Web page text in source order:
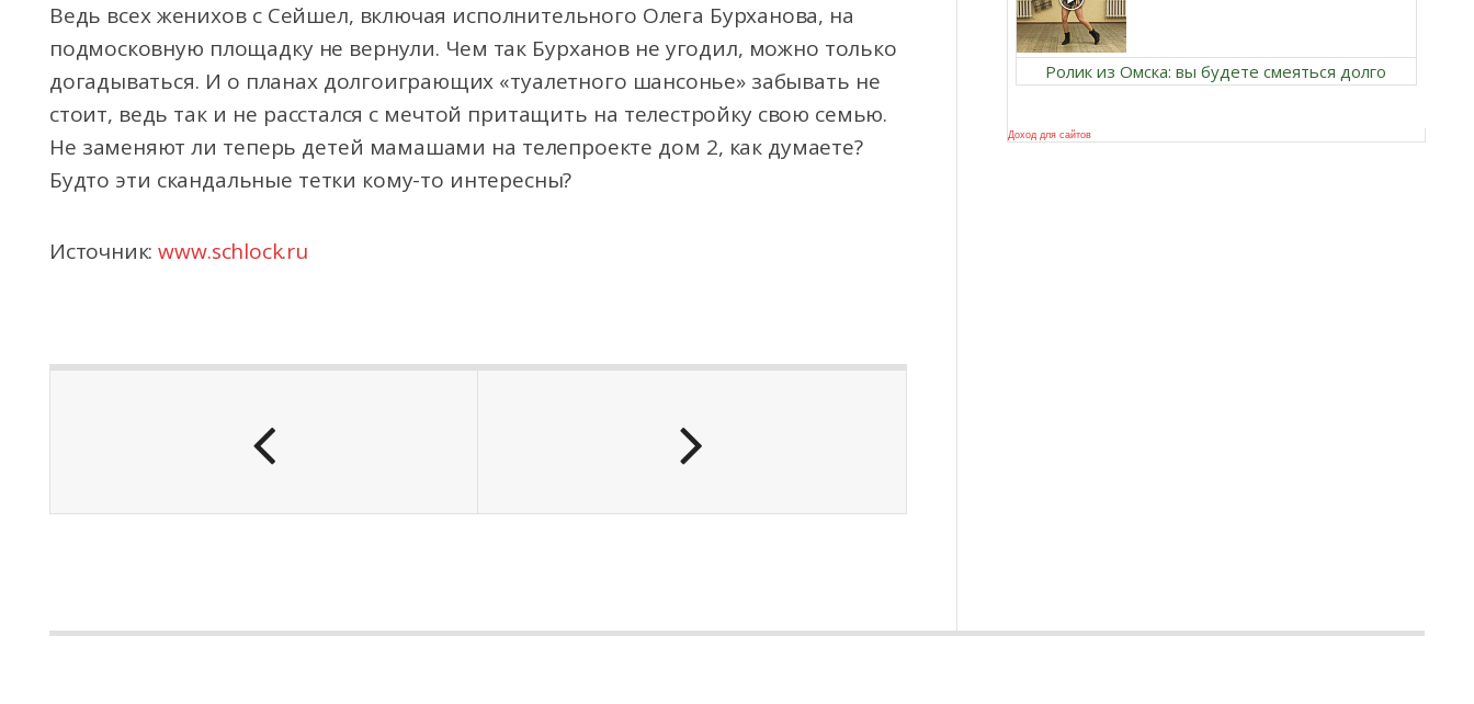
Ведь всех женихов с Сейшел, включая исполнительного Олега Бурханова, на
подмосковную площадку не вернули. Чем так Бурханов не угодил, можно только
догадываться. И о планах долгоиграющих «туалетного шансонье» забывать не
стоит, ведь так и не расстался с мечтой притащить на телестройку свою семью.
Не заменяют ли теперь детей мамашами на телепроекте дом 2, как думаете?
Будто эти скандальные тетки кому-то интересны?
Источник:www.schlock.ru
Ролик из Омска: вы будете смеяться долго
Доход для сайтов